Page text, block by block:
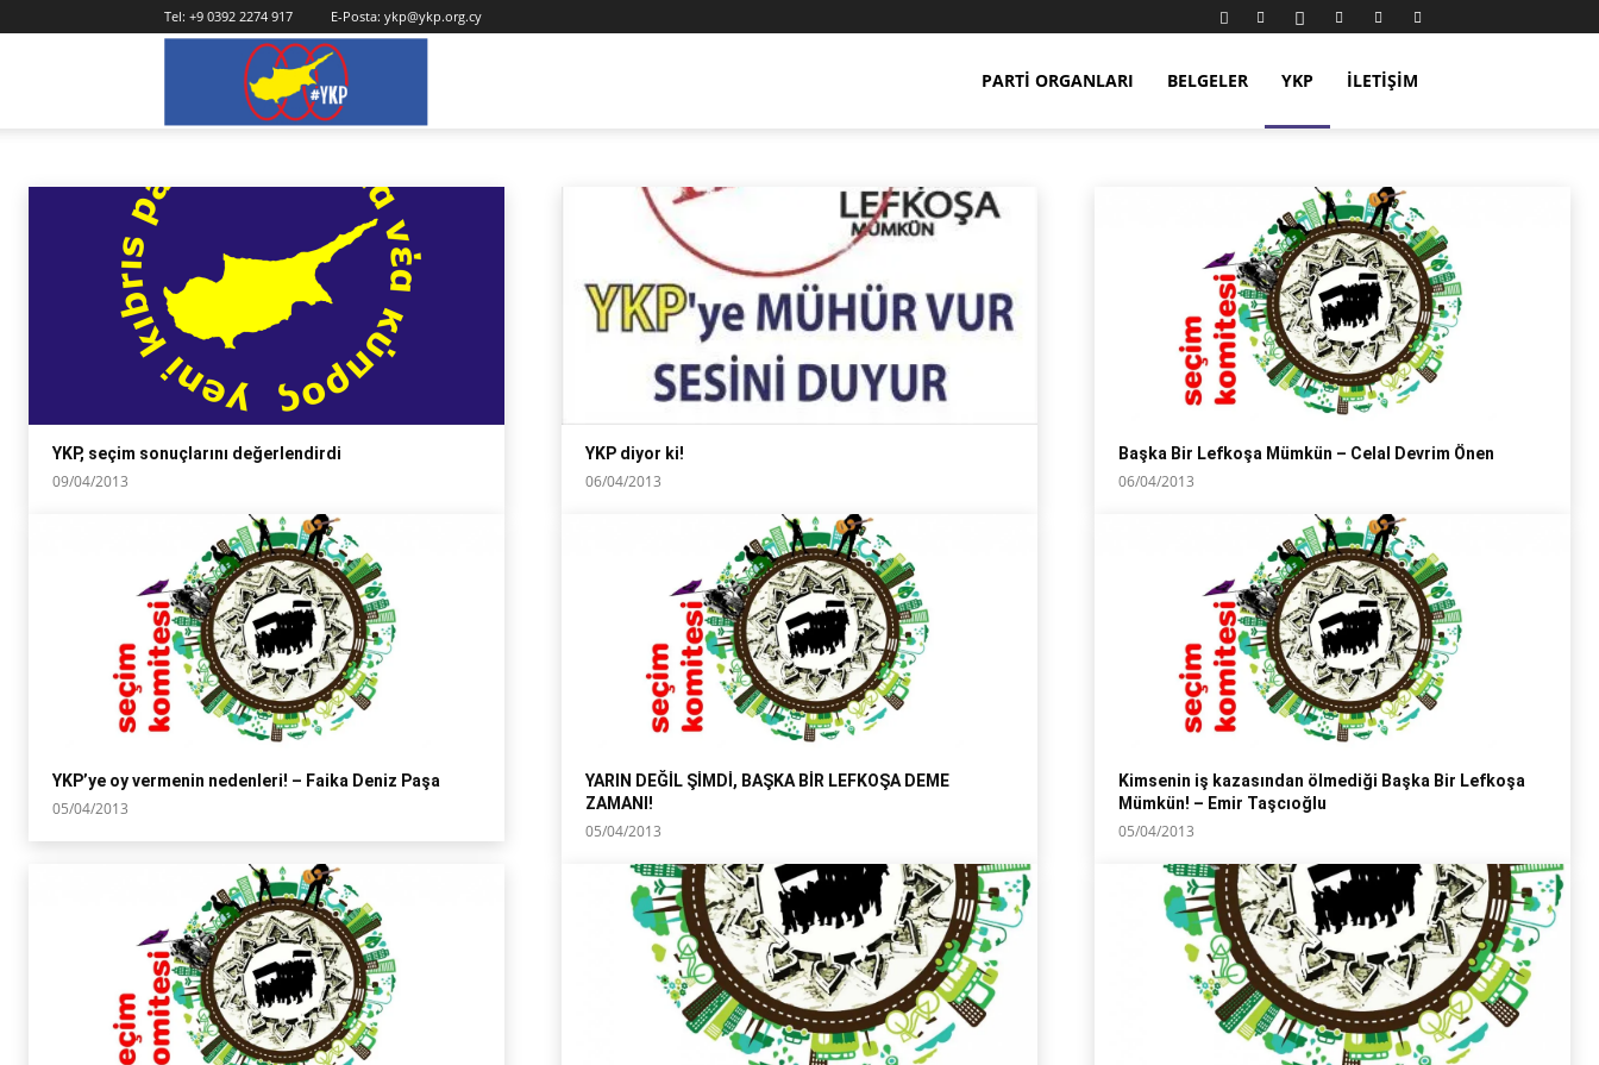
Tel: +9 0392 2274 917 E-Posta: ykp@ykp.org.cy
PARTI ORGANLARI BELGELER YKP İLETIŞIM
YEREL SEÇIM 2013
YKP, seçim sonuçlarını değerlendirdi
09/04/2013
YKP diyor ki!
06/04/2013
Başka Bir Lefkoşa Mümkün – Celal Devrim Önen
06/04/2013
YKP’ye oy vermenin nedenleri! – Faika Deniz Paşa
05/04/2013
YARIN DEĞİL ŞİMDİ, BAŞKA BİR LEFKOŞA DEME
ZAMANI!
05/04/2013
Kimsenin iş kazasından ölmediği Başka Bir Lefkoşa
Mümkün! – Emir Taşcıoğlu
05/04/2013